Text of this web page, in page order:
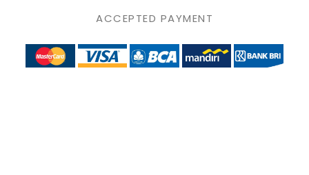
ACCEPTED PAYMENT